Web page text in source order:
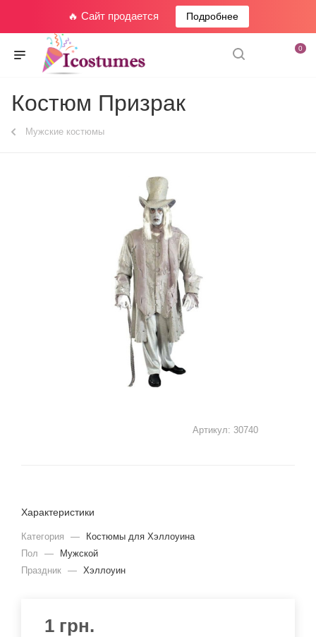
🔥 Сайт продается Подробнее
0
Костюм Призрак
Мужские костюмы
Артикул: 30740
Характеристики
Категория —
Костюмы для Хэллоуина
Пол
—
Мужской
Праздник — Хэллоуин
1 грн.